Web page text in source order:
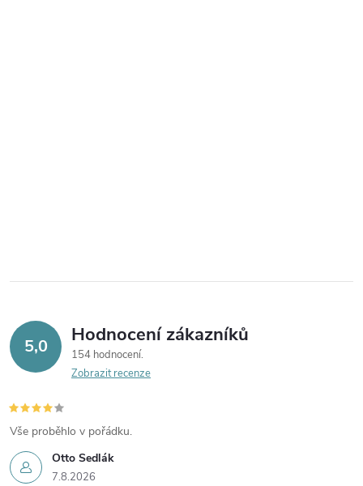
5,0 Hodnocení zákazníků
154 hodnocení
Zobrazit recenze
Otto Sedlák
7.8.2026
Vše proběhlo v pořádku.